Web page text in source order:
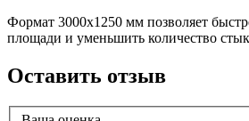
Формат 3000х1250 мм позволяет
площади и уменьшить количество
Оставить отзыв